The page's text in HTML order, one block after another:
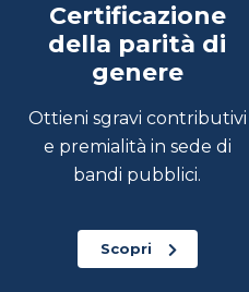
Certificazione
della parità di
genere
Ottieni sgravi contributivi
e premialità in sede di
bandi pubblici.
Scopri